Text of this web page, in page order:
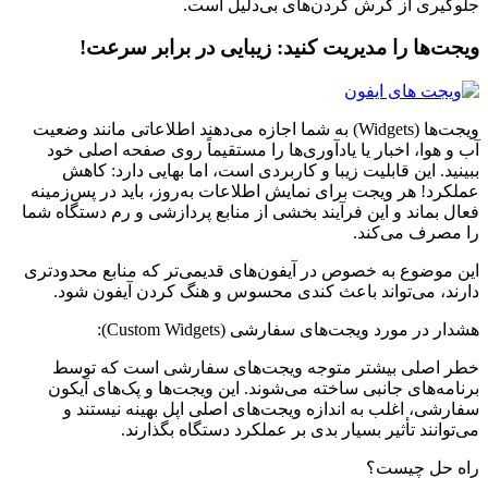
جلوگیری از کرش کردن‌های بی‌دلیل است.
ویجت‌ها را مدیریت کنید: زیبایی در برابر سرعت!
ویجت‌ها (Widgets) به شما اجازه می‌دهند اطلاعاتی مانند وضعیت
آب و هوا، اخبار یا یادآوری‌ها را مستقیماً روی صفحه اصلی خود
ببینید. این قابلیت زیبا و کاربردی است، اما بهایی دارد: کاهش
عملکرد! هر ویجت برای نمایش اطلاعات به‌روز، باید در پس‌زمینه
فعال بماند و این فرآیند بخشی از منابع پردازشی و رم دستگاه شما
را مصرف می‌کند.
این موضوع به خصوص در آیفون‌های قدیمی‌تر که منابع محدودتری
دارند، می‌تواند باعث کندی محسوس و هنگ کردن آیفون شود.
هشدار در مورد ویجت‌های سفارشی (Custom Widgets):
خطر اصلی بیشتر متوجه ویجت‌های سفارشی است که توسط
برنامه‌های جانبی ساخته می‌شوند. این ویجت‌ها و پک‌های آیکون
سفارشی، اغلب به اندازه ویجت‌های اصلی اپل بهینه نیستند و
می‌توانند تأثیر بسیار بدی بر عملکرد دستگاه بگذارند.
راه حل چیست؟